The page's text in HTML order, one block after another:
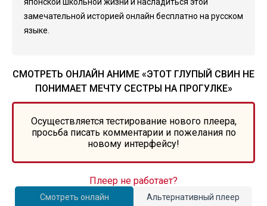
замечательной историей онлайн бесплатно на русском
языке.
СМОТРЕТЬ ОНЛАЙН АНИМЕ «ЭТОТ ГЛУПЫЙ СВИН НЕ
ПОНИМАЕТ МЕЧТУ СЕСТРЫ НА ПРОГУЛКЕ»
Осуществляется тестирование нового плеера,
просьба писать комментарии и пожелания по
новому интерфейсу!
Смотреть онлайн Альтернативный плеер
Плеер не работает?